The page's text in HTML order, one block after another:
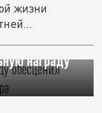
жизни
награду